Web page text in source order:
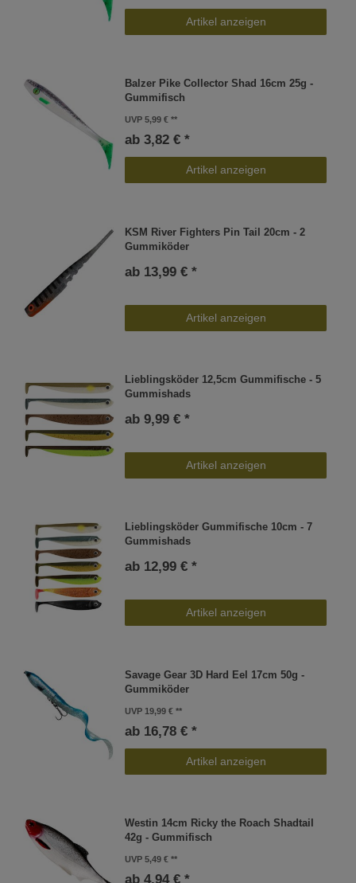
Artikel anzeigen
Balzer Pike Collector Shad 16cm 25g -
Gummifisch
UVP 5,99 €
ab 3,82 € *
Artikel anzeigen
KSM River Fighters Pin Tail 20cm - 2
Gummiköder
ab 13,99 € *
Artikel anzeigen
Lieblingsköder 12,5cm Gummifische - 5
Gummishads
ab 9,99 € *
Artikel anzeigen
Lieblingsköder Gummifische 10cm - 7
Gummishads
ab 12,99 € *
Artikel anzeigen
Savage Gear 3D Hard Eel 17cm 50g -
Gummiköder
UVP 19,99 €
ab 16,78 € *
Artikel anzeigen
Westin 14cm Ricky the Roach Shadtail
42g - Gummifisch
UVP 5,49 €
ab 4,94 € *